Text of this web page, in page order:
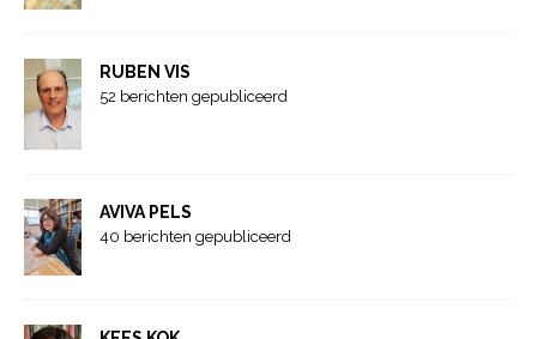
RUBEN VIS
52 berichten gepubliceerd
AVIVA PELS
40 berichten gepubliceerd